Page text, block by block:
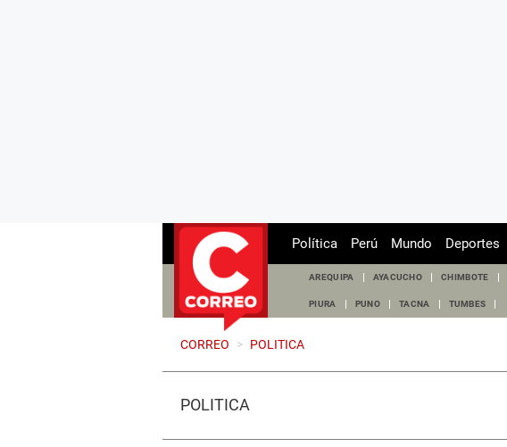
Política Perú Mundo Deportes
AREQUIPA AYACUCHO CHIMBOTE
PIURA PUNO TACNA TUMBES
CORREO > POLITICA
POLÍTICA